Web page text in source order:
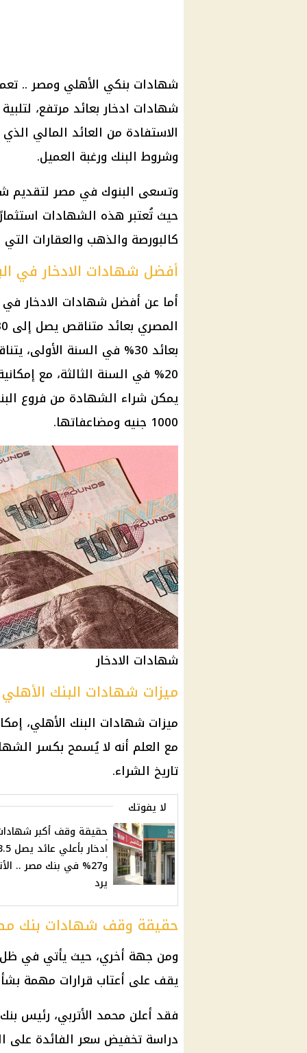
شهادات بنكي الأهلي ومصر ..
شهادات ادخار بعائد مرتفع،
الاستفادة من العائد المالي
وشروط البنك ورغبة العميل.
وتسعى البنوك في مصر لتقديم
حيث تُعتبر هذه الشهادات
كالبورصة والذهب والعقارات
أفضل شهادات الادخار في
أما عن أفضل شهادات الادخار في
يمكن شراء الشهادة من فروع
1000 جنيه ومضاعفاتها.
شهادات الادخار
ميزات شهادات البنك
ميزات شهادات البنك الأهلي،
تاريخ الشراء.
لا يفوتك
حقيقة وقف أكبر
ادخار
و27% في بنك مصر ..
يرد
حقيقة وقف شهادات بنك
ومن جهة أخري، حيث يأتي في ظل
يقف على أعتاب قرارات مهمة
فقد أعلن محمد الأتربي، رئيس
دراسة تخفيض سعر الفائدة على